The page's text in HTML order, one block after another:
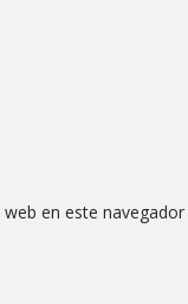
en este